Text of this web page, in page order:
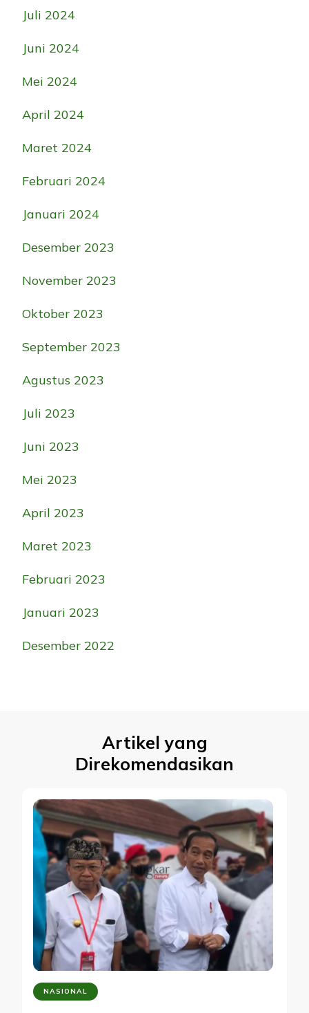
Juli 2024
Juni 2024
Mei 2024
April 2024
Maret 2024
Februari 2024
Januari 2024
Desember 2023
November 2023
Oktober 2023
September 2023
Agustus 2023
Juli 2023
Juni 2023
Mei 2023
April 2023
Maret 2023
Februari 2023
Januari 2023
Desember 2022
Artikel yang
Direkomendasikan
NASIONAL